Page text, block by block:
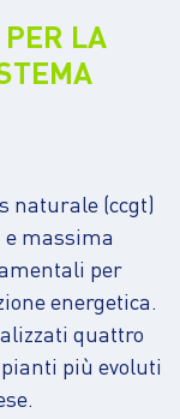
LA
naturale (ccgt)
massima
per
energetica.
quattro
più evoluti